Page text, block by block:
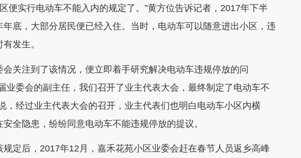
实行电动车不能入内的规定了。”黄方位告诉记者，2017年下半
底，大部分居民便已经入住。当时，电动车可以随意进出小区，违
发生。
注到了该情况，便立即着手研究解决电动车违规停放的问
业委会的副主任，我们召开了业主代表大会，最终制定了电动车不
，经过业主代表大会的召开，业主代表们也明白电动车小区内横
全隐患，纷纷同意电动车不能违规停放的提议。
后，2017年12月，嘉禾花苑小区业委会赶在春节人员返乡高峰